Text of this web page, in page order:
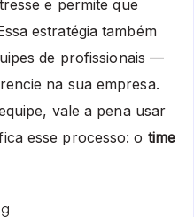
e permite que
estratégia também
de profissionais —
na sua empresa.
vale a pena usar
esse processo: o time